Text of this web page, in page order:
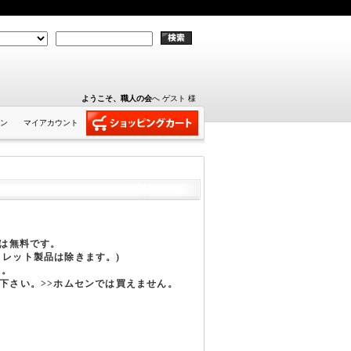
ようこそ、職人の会へ ゲスト 様
マイアカウント
無料です。
ット製品は除きます。)
さい。>>ホムセンでは買えません。